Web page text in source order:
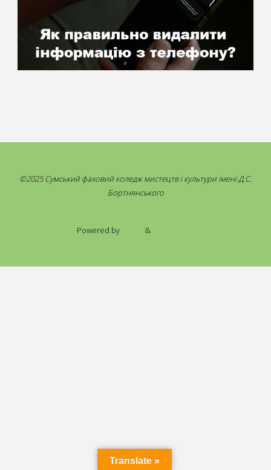
©2025 Сумський фаховий коледж мистецтв і культури імені Д.С.
Бортнянського
Powered by &
Translate »